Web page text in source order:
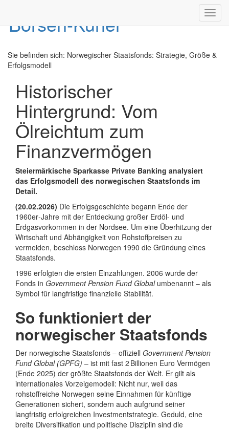
Sie befinden sich: Norwegischer Staatsfonds: Strategie, Größe &
Erfolgsmodell
Historischer
Hintergrund: Vom
Ölreichtum zum
Finanzvermögen
Steiermärkische Sparkasse Private Banking analysiert
das Erfolgsmodell des norwegischen Staatsfonds im
Detail.
(20.02.2026) Die Erfolgsgeschichte begann Ende der
1960er‑Jahre mit der Entdeckung großer Erdöl- und
Erdgasvorkommen in der Nordsee. Um eine Überhitzung der
Wirtschaft und Abhängigkeit von Rohstoffpreisen zu
vermeiden, beschloss Norwegen 1990 die Gründung eines
Staatsfonds.
1996 erfolgten die ersten Einzahlungen. 2006 wurde der
Fonds in Government Pension Fund Globalumbenannt – als
Symbol für langfristige finanzielle Stabilität.
So funktioniert der
norwegischer Staatsfonds
Der norwegische Staatsfonds – offiziell Government Pension
Fund Global (GPFG) – ist mit fast 2 Billionen Euro Vermögen
(Ende 2025) der größte Staatsfonds der Welt. Er gilt als
internationales Vorzeigemodell: Nicht nur, weil das
rohstoffreiche Norwegen seine Einnahmen für künftige
Generationen sichert, sondern auch aufgrund seiner
langfristig erfolgreichen Investmentstrategie. Geduld, eine
breite Diversifikation und politische Disziplin sind die